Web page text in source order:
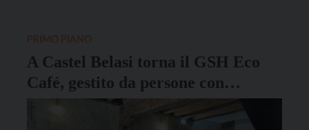
A Castel Belasi torna il GSH Eco
Café, gestito da persone con
fragilità